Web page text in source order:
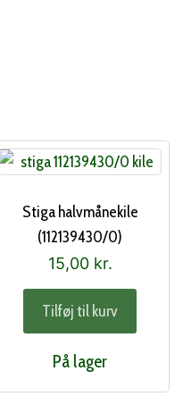
Stiga halvmånekile
(112139430/0)
15,00 kr.
Tilføj til kurv
På lager